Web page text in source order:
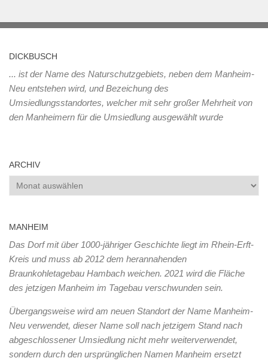
DICKBUSCH
... ist der Name des Naturschutzgebiets, neben dem Manheim-
Neu entstehen wird, und Bezeichung des
Umsiedlungsstandortes, welcher mit sehr großer Mehrheit von
den Manheimern für die Umsiedlung ausgewählt wurde
ARCHIV
Archiv
MANHEIM
Das Dorf mit über 1000-jähriger Geschichte liegt im Rhein-Erft-
Kreis und muss ab 2012 dem herannahenden
Braunkohletagebau Hambach weichen. 2021 wird die Fläche
des jetzigen Manheim im Tagebau verschwunden sein.
Übergangsweise wird am neuen Standort der Name Manheim-
Neu verwendet, dieser Name soll nach jetzigem Stand nach
abgeschlossener Umsiedlung nicht mehr weiterverwendet,
sondern durch den ursprünglichen Namen Manheim ersetzt